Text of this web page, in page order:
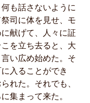
も話さないように
司に体を見せ、モ
献げて、人々に証
を立ち去ると、大
い広め始めた。そ
入ることができ
れた。それでも、
集まって来た。